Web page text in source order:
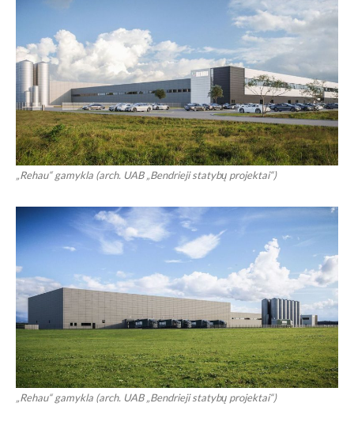
„Rehau“ gamykla (arch. UAB „Bendrieji statybų projektai“)
„Rehau“ gamykla (arch. UAB „Bendrieji statybų projektai“)